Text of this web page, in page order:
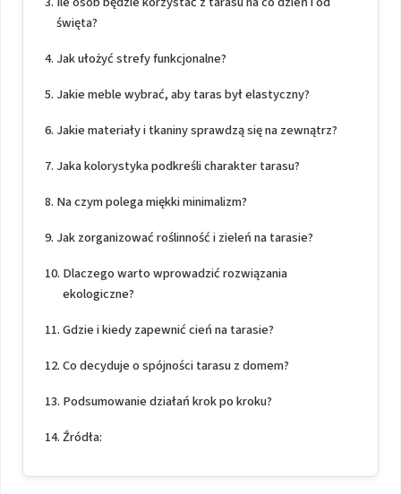
święta?
Jak ułożyć strefy funkcjonalne?
Jakie meble wybrać, aby taras był elastyczny?
Jakie materiały i tkaniny sprawdzą się na zewnątrz?
Jaka kolorystyka podkreśli charakter tarasu?
Na czym polega miękki minimalizm?
Jak zorganizować roślinność i zieleń na tarasie?
Dlaczego warto wprowadzić rozwiązania
ekologiczne?
Gdzie i kiedy zapewnić cień na tarasie?
Co decyduje o spójności tarasu z domem?
Podsumowanie działań krok po kroku?
Źródła: